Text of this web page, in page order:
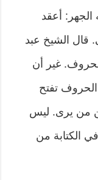
أعقد
قال الشيخ عبد
غير أن
تفتح
من يرى. ليس
الكتابة من